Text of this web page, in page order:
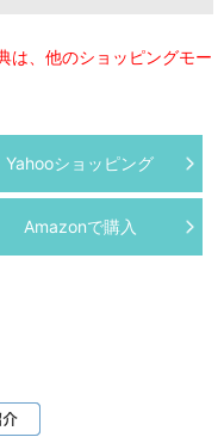
は、他のショッピングモー
Yahooショッピング
Amazonで購入